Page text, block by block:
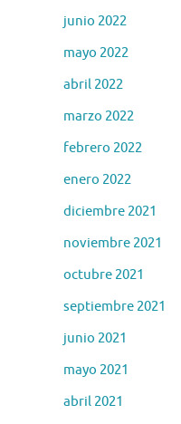
junio 2022
mayo 2022
abril 2022
marzo 2022
febrero 2022
enero 2022
diciembre 2021
noviembre 2021
octubre 2021
septiembre 2021
junio 2021
mayo 2021
abril 2021